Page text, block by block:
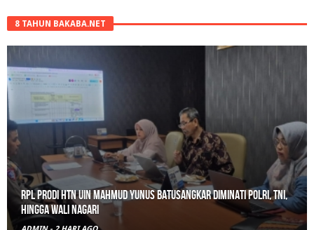
8 TAHUN BAKABA.NET
Gerebek Rumah di Tanah Datar, Satresnarkoba Padang Panjang
Amankan Pengedar Ganja Beserta 6 Paket Bukti